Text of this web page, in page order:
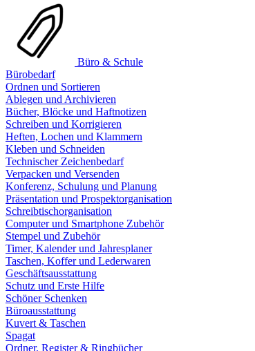
Büro & Schule
Bürobedarf
Ordnen und Sortieren
Ablegen und Archivieren
Bücher, Blöcke und Haftnotizen
Schreiben und Korrigieren
Heften, Lochen und Klammern
Kleben und Schneiden
Technischer Zeichenbedarf
Verpacken und Versenden
Konferenz, Schulung und Planung
Präsentation und Prospektorganisation
Schreibtischorganisation
Computer und Smartphone Zubehör
Stempel und Zubehör
Timer, Kalender und Jahresplaner
Taschen, Koffer und Lederwaren
Geschäftsausstattung
Schutz und Erste Hilfe
Schöner Schenken
Büroausstattung
Kuvert & Taschen
Spagat
Ordner, Register & Ringbücher